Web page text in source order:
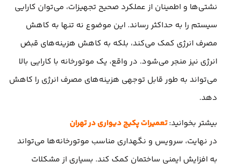
نشتی‌ها و اطمینان از عملکرد صحیح تجهیزات، می‌توان کارایی
سیستم را به حداکثر رساند. این موضوع نه تنها به کاهش
مصرف انرژی کمک می‌کند، بلکه به کاهش هزینه‌های قبض
انرژی نیز منجر می‌شود. در واقع، یک موتورخانه با کارایی بالا
می‌تواند به طور قابل توجهی هزینه‌های مصرف انرژی را کاهش
دهد.
بیشتر بخوانید:تعمیرات پکیج دیواری در تهران
در نهایت، سرویس و نگهداری مناسب موتورخانه‌ها می‌تواند
به افزایش ایمنی ساختمان کمک کند. بسیاری از مشکلات